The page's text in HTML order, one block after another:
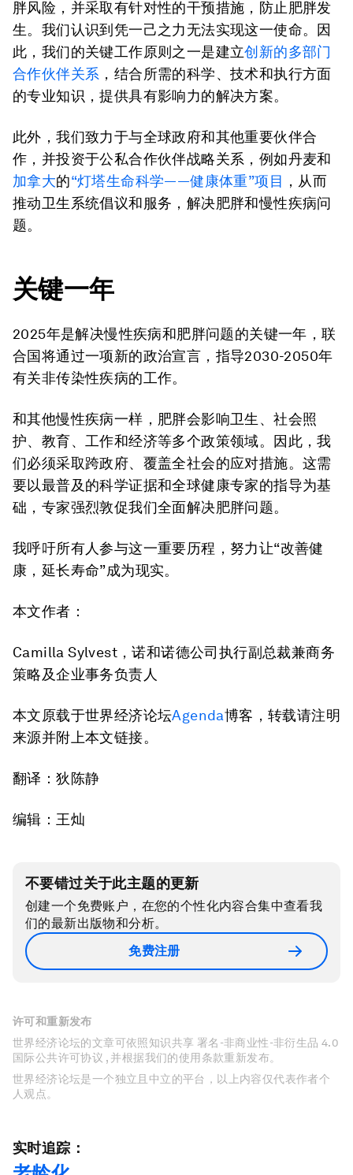
胖风险，并采取有针对性的干预措施，防止肥胖发
生。我们认识到凭一己之力无法实现这一使命。因
此，我们的关键工作原则之一是建立创新的多部门
合作伙伴关系 ，结合所需的科学、技术和执行方面
的专业知识，提供具有影响力的解决方案。
此外，我们致力于与全球政府和其他重要伙伴合
作，并投资于公私合作伙伴战略关系，例如丹麦和
加拿大的“灯塔生命科学——健康体重”项目 ，从而
推动卫生系统倡议和服务，解决肥胖和慢性疾病问
题。
关键一年
2025年是解决慢性疾病和肥胖问题的关键一年，联
合国将通过一项新的政治宣言，指导2030-2050年
有关非传染性疾病的工作。
和其他慢性疾病一样，肥胖会影响卫生、社会照
护、教育、工作和经济等多个政策领域。因此，我
们必须采取跨政府、覆盖全社会的应对措施。这需
要以最普及的科学证据和全球健康专家的指导为基
础，专家强烈敦促我们全面解决肥胖问题。
我呼吁所有人参与这一重要历程，努力让“改善健
康，延长寿命”成为现实。
本文作者：
Camilla Sylvest，诺和诺德公司执行副总裁兼商务
策略及企业事务负责人
本文原载于世界经济论坛Agenda博客，转载请注明
来源并附上本文链接。
翻译：狄陈静
编辑：王灿
不要错过关于此主题的更新
创建一个免费账户，在您的个性化内容合集中查看我
们的最新出版物和分析。
免费注册
许可和重新发布
世界经济论坛的文章可依照知识共享 署名-非商业性-非衍生品 4.0
国际公共许可协议 , 并根据我们的使用条款重新发布。
世界经济论坛是一个独立且中立的平台，以上内容仅代表作者个
人观点。
实时追踪：